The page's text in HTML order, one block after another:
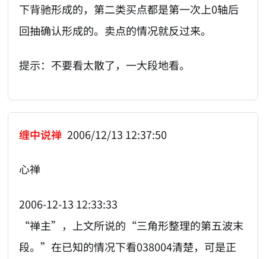
下背驰形成的，第二类买点都是第一次上0轴后
回抽确认形成的。卖点的情况就反过来。
提示：不要看太散了，一大段地看。
缠中说禅 2006/12/13 12:37:50
心禅
2006-12-13 12:33:33
“禅主”，上文所说的“三角形整理的第五波末
段。”在已知的情况下看038004清楚，可是正